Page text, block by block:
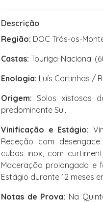
Descrição
Região: DOC Trás-os-
Castas: Touriga-Nacional
Enologia: Luís Cortinhas /
Origem: Solos xistosos
predominante Sul.
Vinificação e Estágio:
Receção com
cubas inox, com
Maceração prolongada e
Estágio durante 12 meses
Notas de Prova: Na